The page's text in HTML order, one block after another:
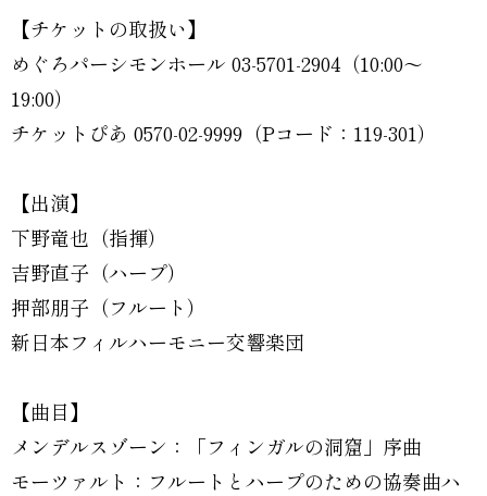
【チケットの取扱い】
めぐろパーシモンホール 03-5701-2904（10:00～
19:00）
チケットぴあ 0570-02-9999（Pコード：119-301）
【出演】
下野竜也（指揮）
吉野直子（ハープ）
押部朋子（フルート）
新日本フィルハーモニー交響楽団
【曲目】
メンデルスゾーン：「フィンガルの洞窟」序曲
モーツァルト：フルートとハープのための協奏曲ハ